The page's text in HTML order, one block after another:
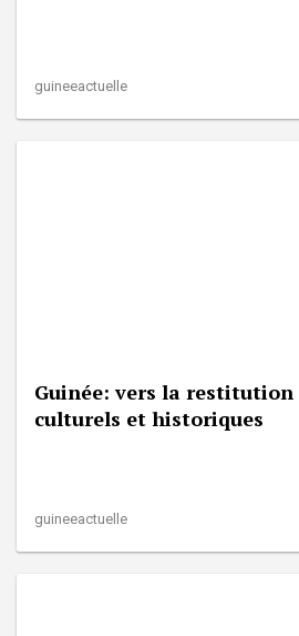
guineeactuelle
Guinée: vers la restitution
culturels et historiques
guineeactuelle